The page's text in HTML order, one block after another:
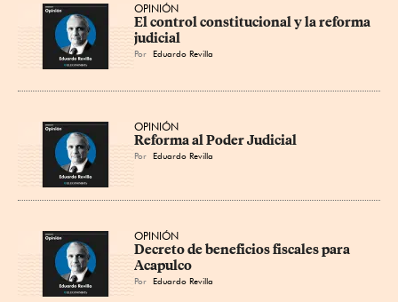
OPINIÓN
El control constitucional y la reforma
judicial
Por Eduardo Revilla
OPINIÓN
Reforma al Poder Judicial
Por Eduardo Revilla
OPINIÓN
Decreto de beneficios fiscales para
Acapulco
Por Eduardo Revilla